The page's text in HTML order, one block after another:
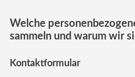
Welche
sammeln und warum wir
Kontaktformular